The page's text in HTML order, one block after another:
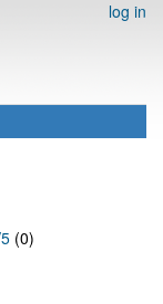
log in
(0)